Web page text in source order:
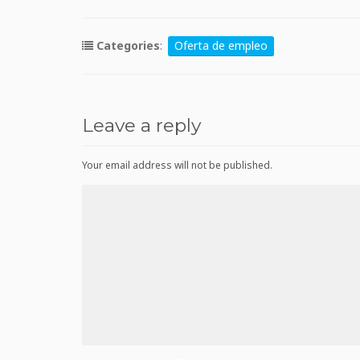
Categories: Oferta de empleo
Leave a reply
Your email address will not be published.